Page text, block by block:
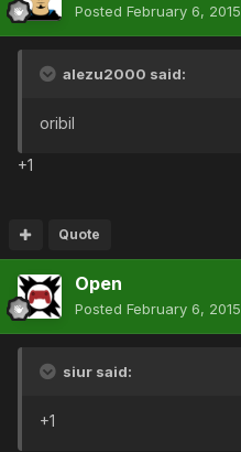
Posted February 6, 2015
alezu2000 said:
oribil
+1
Quote
Open
Posted February 6, 2015
siur said:
+1